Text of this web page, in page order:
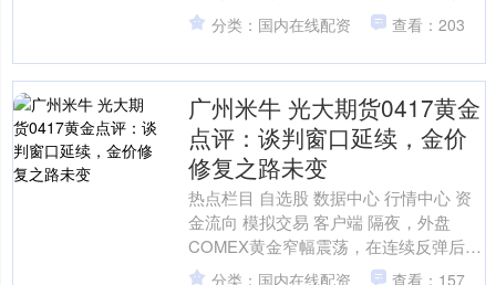
发明显 42岁男子突发头晕 血压飙到
170mm....
分类：国内在线配资 查看：203
广州米牛 光大期货0417黄金
点评：谈判窗口延续，金价
修复之路未变
热点栏目 自选股 数据中心 行情中心 资
金流向 模拟交易 客户端 隔夜，外盘
COMEX黄金窄幅震荡，在连续反弹后呈
现短暂的休整态势。 地缘政治层面释放
分类：国内在线配资 查看：157